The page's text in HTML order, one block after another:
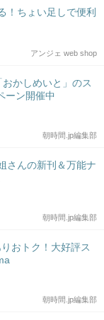
！ちょい足しで便利
アンジェ web shop
おかしめいと」のス
ーン開催中
朝時間.jp編集部
さんの新刊＆万能ナ
朝時間.jp編集部
おトク！大好評ス
朝時間.jp編集部